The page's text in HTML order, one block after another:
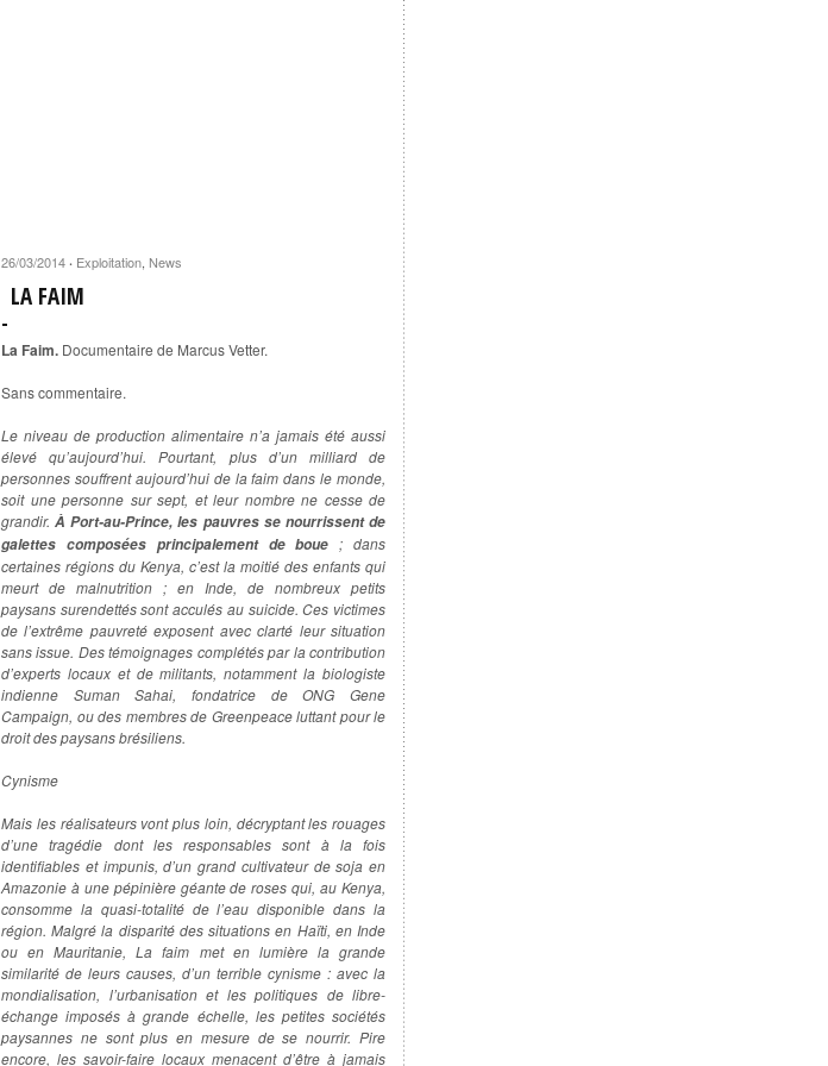
26/03/2014 · Exploitation, News
LA FAIM
La Faim. Documentaire de Marcus Vetter.
Sans commentaire.
Le niveau de production alimentaire n’a jamais été aussi
élevé qu’aujourd’hui. Pourtant, plus d’un milliard de
personnes souffrent aujourd’hui de la faim dans le monde,
soit une personne sur sept, et leur nombre ne cesse de
grandir.À Port-au-Prince, les pauvres se nourrissent de
galettes composées principalement de boue ; dans
certaines régions du Kenya, c’est la moitié des enfants qui
meurt de malnutrition ; en Inde, de nombreux petits
paysans surendettés sont acculés au suicide. Ces victimes
de l’extrême pauvreté exposent avec clarté leur situation
sans issue. Des témoignages complétés par la contribution
d’experts locaux et de militants, notamment la biologiste
indienne Suman Sahai, fondatrice de ONG Gene
Campaign, ou des membres de Greenpeace luttant pour le
droit des paysans brésiliens.
Cynisme
Mais les réalisateurs vont plus loin, décryptant les rouages
d’une tragédie dont les responsables sont à la fois
identifiables et impunis, d’un grand cultivateur de soja en
Amazonie à une pépinière géante de roses qui, au Kenya,
consomme la quasi-totalité de l’eau disponible dans la
région. Malgré la disparité des situations en Haïti, en Inde
ou en Mauritanie, La faim met en lumière la grande
similarité de leurs causes, d’un terrible cynisme : avec la
mondialisation, l’urbanisation et les politiques de libre-
échange imposés à grande échelle, les petites sociétés
paysannes ne sont plus en mesure de se nourrir. Pire
encore, les savoir-faire locaux menacent d’être à jamais